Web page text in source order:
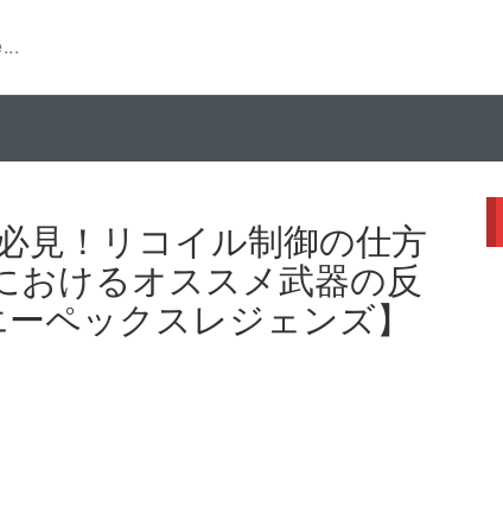
見！リコイル制御の仕方
おけるオススメ武器の反
ペックスレジェンズ】